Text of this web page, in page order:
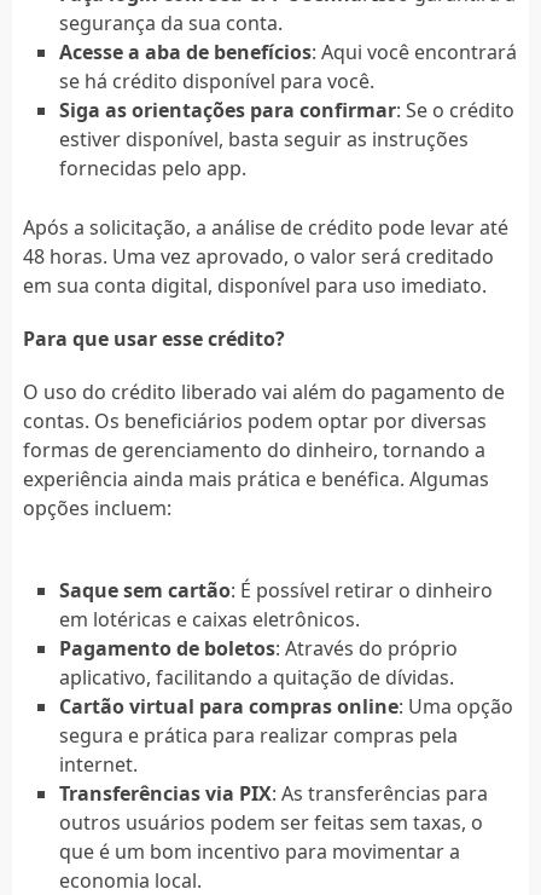
segurança da sua conta.
Acesse a aba de benefícios: Aqui você encontrará
se há crédito disponível para você.
Siga as orientações para confirmar: Se o crédito
estiver disponível, basta seguir as instruções
fornecidas pelo app.
Após a solicitação, a análise de crédito pode levar até
48 horas. Uma vez aprovado, o valor será creditado
em sua conta digital, disponível para uso imediato.
Para que usar esse crédito?
O uso do crédito liberado vai além do pagamento de
contas. Os beneficiários podem optar por diversas
formas de gerenciamento do dinheiro, tornando a
experiência ainda mais prática e benéfica. Algumas
opções incluem:
Saque sem cartão: É possível retirar o dinheiro
em lotéricas e caixas eletrônicos.
Pagamento de boletos: Através do próprio
aplicativo, facilitando a quitação de dívidas.
Cartão virtual para compras online: Uma opção
segura e prática para realizar compras pela
internet.
Transferências via PIX: As transferências para
outros usuários podem ser feitas sem taxas, o
que é um bom incentivo para movimentar a
economia local.